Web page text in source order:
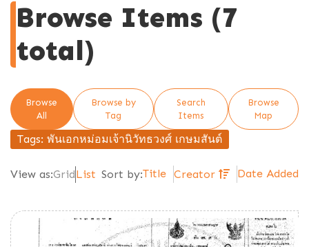
Browse Items (7
total)
Browse
All
Browse by
Tag
Search
Items
Browse
Map
Tags: พันเอกหม่อมเจ้านิวัทธวงศ์ เกษมสันต์
View as:GridList Sort by:Title Creator Date Added